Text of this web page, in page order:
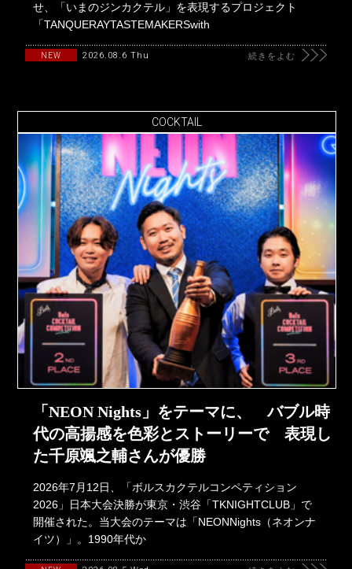
せ、「いまのジンカクテル」を表現するプロジェクト
「TANQUERAYTASTEMAKERSwith
NEW 2026.08.6 Thu 続きをよむ
COCKTAIL
「NEON Nights」をテーマに、 バブル時
代の高揚感を色彩とストーリーで 表現し
た千原颯之輔さんが優勝
2026年7月12日、「ボルスカクテルコンペティション
2026」日本大会決勝が東京・渋谷「TKNIGHTCLUB」で
開催された。当大会のテーマは「NEONNights（ネオンナ
イツ）」。1990年代か